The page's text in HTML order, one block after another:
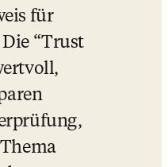
für
“Trust